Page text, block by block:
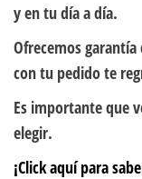
y en tu día a día.
Ofrecemos
con tu pedido te
Es importante que
elegir.
¡Click aquí para